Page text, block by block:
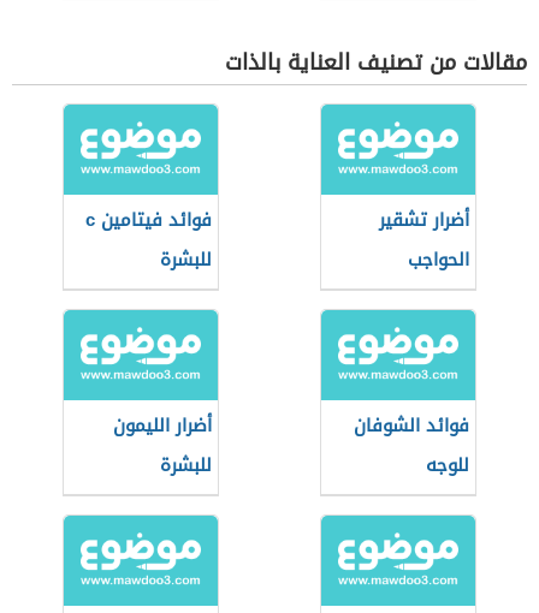
مقالات من تصنيف العناية بالذات
أضرار تشقير
الحواجب
فوائد فيتامين c
للبشرة
فوائد الشوفان
للوجه
أضرار الليمون
للبشرة